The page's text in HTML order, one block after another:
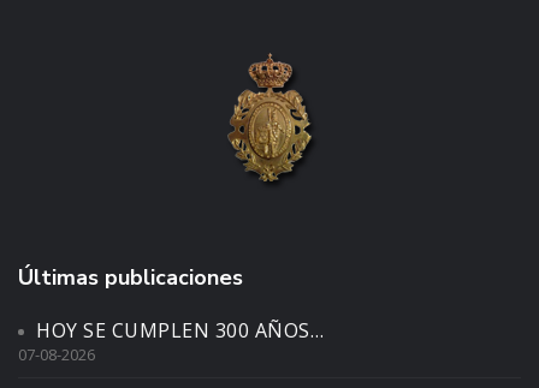
Últimas publicaciones
HOY SE CUMPLEN 300 AÑOS…
07-08-2026